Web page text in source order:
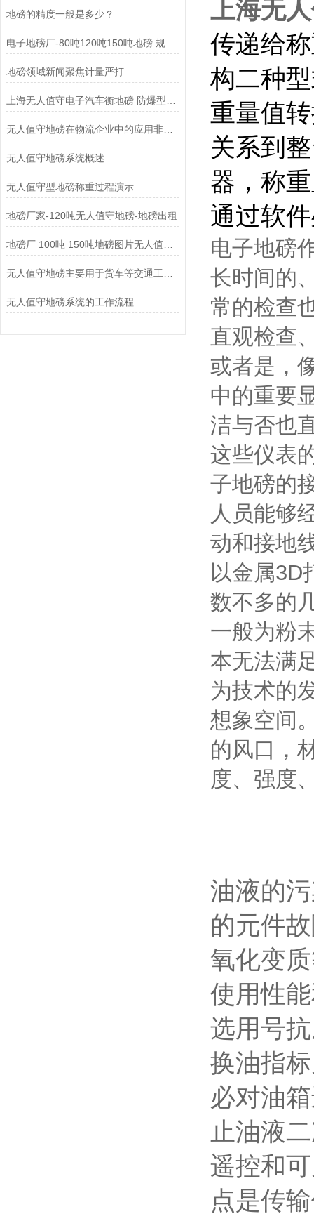
地磅的精度一般是多少？
电子地磅厂-80吨120吨150吨地磅 规格可定制
地磅领域新闻聚焦计量严打
无人值守地磅在物流企业中的应用非常广泛
无人值守地磅系统概述
无人值守型地磅称重过程演示
地磅厂家-120吨无人值守地磅-地磅出租
无人值守地磅系统的工作流程
上海无
传递给
构二种
重量值
关系到
器，称
通过软
电子地磅
长时间的
常的检查
直观检查
或者是，
中的重要
洁与否也
这些仪表
子地磅的
人员能够
动和接地
以金属3D
数不多的
一般为粉
本无法满
为技术的
想象空间
的风口，
度、强度
油液的
的元件
氧化变
使用性
选用号
换油指
必对油
止油液
遥控和
点是传